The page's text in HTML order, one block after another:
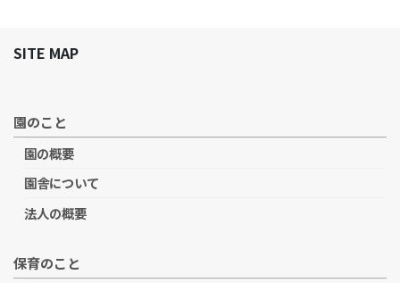
SITE MAP
園のこと
園の概要
園舎について
法人の概要
保育のこと